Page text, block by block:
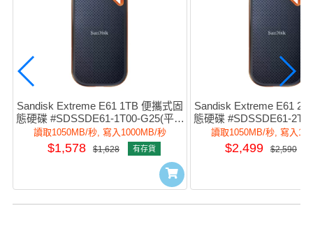
Sandisk Extreme E61 1TB 便攜式固
態硬碟 #SDSSDE61-1T00-G25(平行
進口)
讀取1050MB/秒, 寫入1000MB/秒
$1,578 $1,628 有存貨
Sandisk Extreme E61
態硬碟 #SDSSDE61-
進口)
讀取1050MB/秒, 寫入
$2,499 $2,590